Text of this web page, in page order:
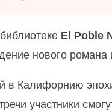
El Poble
нового романа
в Калифорнию
участники